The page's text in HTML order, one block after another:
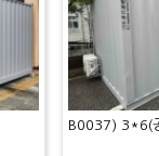
B0037) 3*6(